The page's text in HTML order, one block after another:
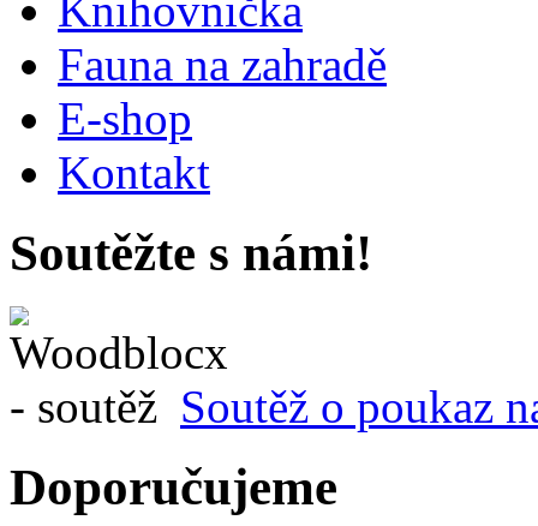
Knihovnička
Fauna na zahradě
E-shop
Kontakt
Soutěžte s námi!
Soutěž o poukaz
Doporučujeme